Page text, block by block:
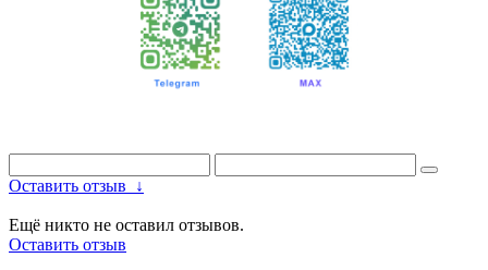
Оставить отзыв ↓
Ещё никто не оставил отзывов.
Оставить отзыв